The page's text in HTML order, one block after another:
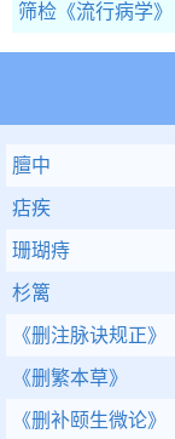
筛检 《流行病学》
膻中
痁疾
珊瑚痔
杉篱
《删注脉诀规正》
《删繁本草》
《删补颐生微论》